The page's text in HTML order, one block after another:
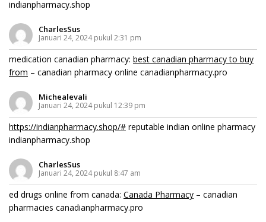
indianpharmacy.shop
CharlesSus
Januari 24, 2024 pukul 2:31 pm
medication canadian pharmacy: best canadian pharmacy to buy
from – canadian pharmacy online canadianpharmacy.pro
Michealevali
Januari 24, 2024 pukul 12:39 pm
https://indianpharmacy.shop/# reputable indian online pharmacy
indianpharmacy.shop
CharlesSus
Januari 24, 2024 pukul 8:47 am
ed drugs online from canada: Canada Pharmacy – canadian
pharmacies canadianpharmacy.pro